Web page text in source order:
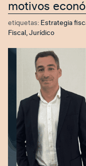
motivos
etiquetas: Estrategia
Fiscal , Jurídico